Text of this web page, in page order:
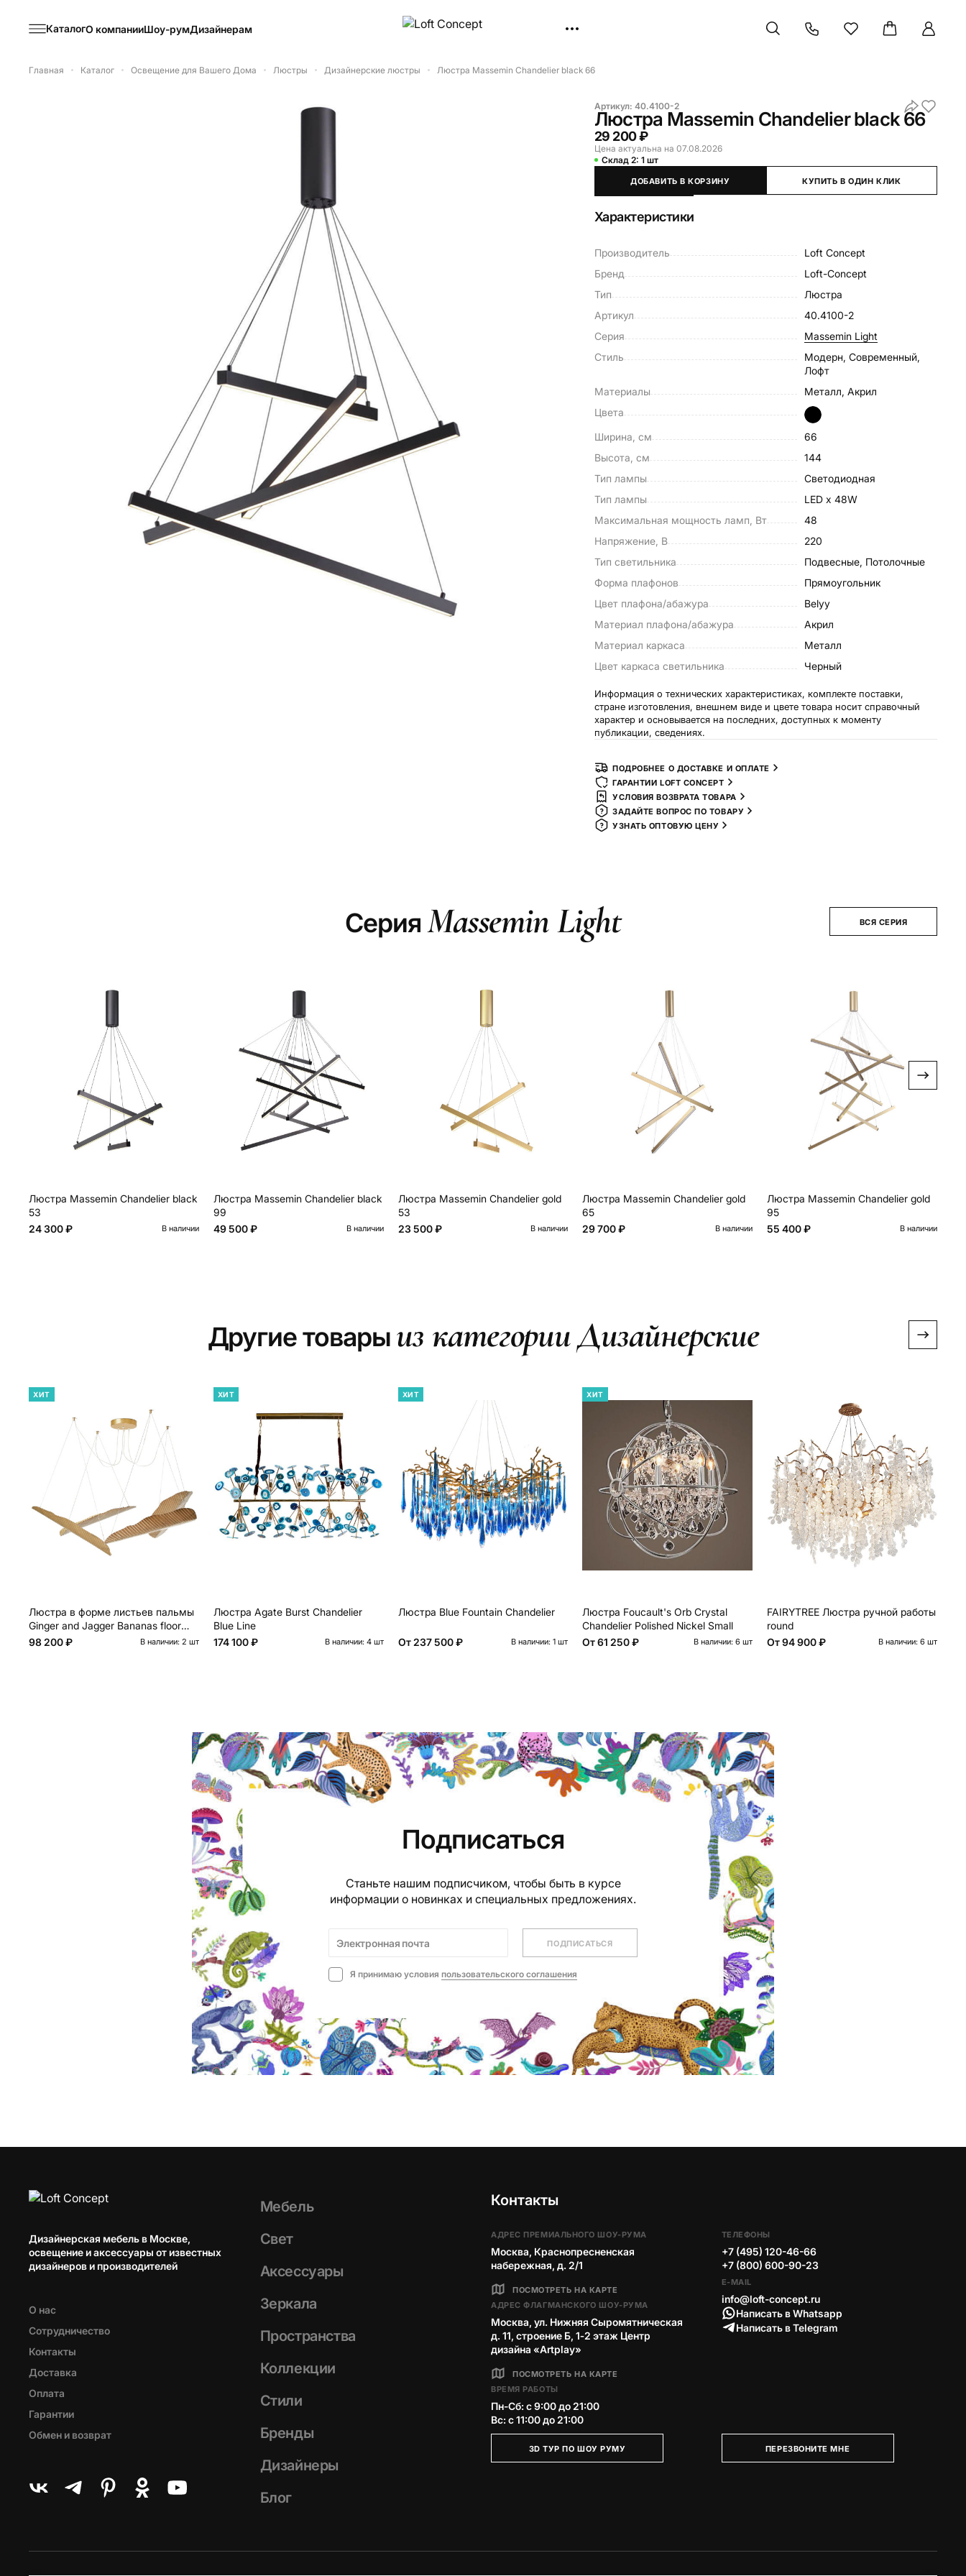
КаталогО компанииШоу-румДизайнерам
Главная Каталог Освещение для Вашего Дома Люстры Дизайнерские люстры Люстра Massemin Chandelier black 66
Артикул: 40.4100-2
Люстра Massemin Chandelier black 66
29 200 ₽
Цена актуальна на 07.08.2026
Склад 2: 1 шт
ДОБАВИТЬ В КОРЗИНУ КУПИТЬ В ОДИН КЛИК
Характеристики
Производитель
Loft Concept
Бренд
Loft-Concept
Тип
Люстра
Артикул
40.4100-2
Серия
Massemin Light
Стиль
Модерн, Современный,
Лофт
Материалы
Металл, Акрил
Цвета
Ширина, см
66
Высота, см
144
Тип лампы
Светодиодная
Тип лампы
LED x 48W
Максимальная мощность ламп, Вт
48
Напряжение, В
220
Тип светильника
Подвесные, Потолочные
Форма плафонов
Прямоугольник
Цвет плафона/абажура
Belyy
Материал плафона/абажура
Акрил
Материал каркаса
Металл
Цвет каркаса светильника
Черный
Информация о технических характеристиках, комплекте поставки,
стране изготовления, внешнем виде и цвете товара носит справочный
характер и основывается на последних, доступных к моменту
публикации, сведениях.
ПОДРОБНЕЕ О ДОСТАВКЕ И ОПЛАТЕ
ГАРАНТИИ LOFT CONCEPT
УСЛОВИЯ ВОЗВРАТА ТОВАРА
ЗАДАЙТЕ ВОПРОС ПО ТОВАРУ
УЗНАТЬ ОПТОВУЮ ЦЕНУ
Серия Massemin Light ВСЯ СЕРИЯ
Люстра Massemin Chandelier black
53
24 300 ₽
В наличии
Люстра Massemin Chandelier black
99
49 500 ₽
В наличии
Люстра Massemin Chandelier gold
53
23 500 ₽
В наличии
Люстра Massemin Chandelier gold
65
29 700 ₽
В наличии
Люстра Massemin Chandelier gold
95
55 400 ₽
В наличии
Другие товары из категории Дизайнерские
ХИТ
Люстра в форме листьев пальмы
Ginger and Jagger Bananas floor
lamp
98 200 ₽ В наличии: 2 шт
ХИТ
Люстра Agate Burst Chandelier
Blue Line
174 100 ₽
В наличии: 4 шт
ХИТ
Люстра Blue Fountain Chandelier
От237 500 ₽ В наличии: 1 шт
ХИТ
Люстра Foucault's Orb Crystal
Chandelier Polished Nickel Small
От61 250 ₽ В наличии: 6 шт
FAIRYTREE Люстра ручной работы
round
От94 900 ₽ В наличии: 6 шт
Подписаться
Станьте нашим подписчиком, чтобы быть в курсе
информации о новинках и специальных предложениях.
ПОДПИСАТЬСЯ
Я принимаю условия пользовательского соглашения
Дизайнерская мебель в Москве,
освещение и аксессуары от известных
дизайнеров и производителей
О нас
Сотрудничество
Контакты
Доставка
Оплата
Гарантии
Обмен и возврат
Мебель
Свет
Аксессуары
Зеркала
Пространства
Коллекции
Стили
Бренды
Дизайнеры
Блог
Контакты
АДРЕС ПРЕМИАЛЬНОГО ШОУ-РУМА
Москва, Краснопресненская
набережная, д. 2/1
ПОСМОТРЕТЬ НА КАРТЕ
АДРЕС ФЛАГМАНСКОГО ШОУ-РУМА
Москва, ул. Нижняя Сыромятническая
д. 11, строение Б, 1‑2 этаж Центр
дизайна «Artplay»
ПОСМОТРЕТЬ НА КАРТЕ
ВРЕМЯ РАБОТЫ
Пн-Сб: с 9:00 до 21:00
Вс: с 11:00 до 21:00
3D ТУР ПО ШОУ РУМУ
ТЕЛЕФОНЫ
+7 (495) 120-46-66
+7 (800) 600-90-23
E-MAIL
info@loft-concept.ru
Написать в Whatsapp
Написать в Telegram
ПЕРЕЗВОНИТЕ МНЕ